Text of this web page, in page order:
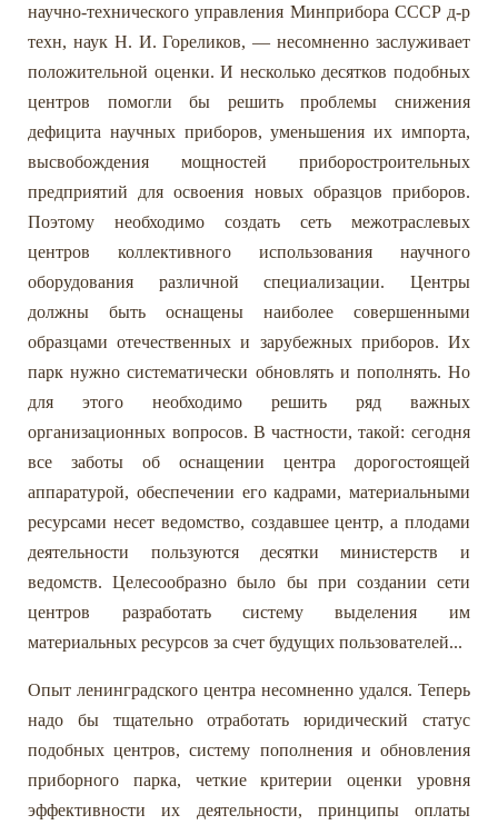
научно-технического управления Минприбора СССР д-р
техн, наук Н. И. Гореликов, — несомненно заслуживает
положительной оценки. И несколько десятков подобных
центров помогли бы решить проблемы снижения
дефицита научных приборов, уменьшения их импорта,
высвобождения мощностей приборостроительных
предприятий для освоения новых образцов приборов.
Поэтому необходимо создать сеть межотраслевых
центров коллективного использования научного
оборудования различной специализации. Центры
должны быть оснащены наиболее совершенными
образцами отечественных и зарубежных приборов. Их
парк нужно систематически обновлять и пополнять. Но
для этого необходимо решить ряд важных
организационных вопросов. В частности, такой: сегодня
все заботы об оснащении центра дорогостоящей
аппаратурой, обеспечении его кадрами, материальными
ресурсами несет ведомство, создавшее центр, а плодами
деятельности пользуются десятки министерств и
ведомств. Целесообразно было бы при создании сети
центров разработать систему выделения им
материальных ресурсов за счет будущих пользователей...
Опыт ленинградского центра несомненно удался. Теперь
надо бы тщательно отработать юридический статус
подобных центров, систему пополнения и обновления
приборного парка, четкие критерии оценки уровня
эффективности их деятельности, принципы оплаты